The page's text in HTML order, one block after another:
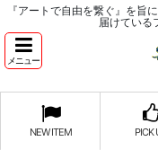
『アートで自由を繋ぐ』を旨
届けている
メニュー
NEW ITEM PICK